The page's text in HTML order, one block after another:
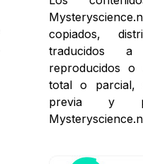
copiados,
traducidos a
reproducidos o
total o parcial,
previa y